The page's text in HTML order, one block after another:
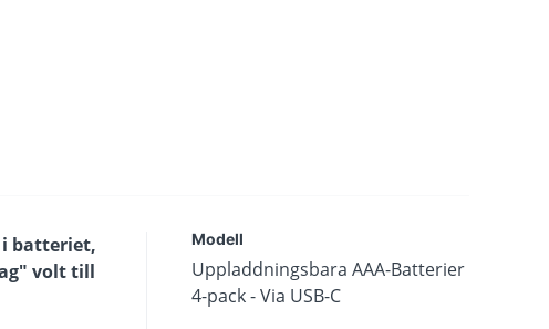
i batteriet,
volt till
Modell
Uppladdningsbara AAA-Batterier
4-pack - Via USB-C